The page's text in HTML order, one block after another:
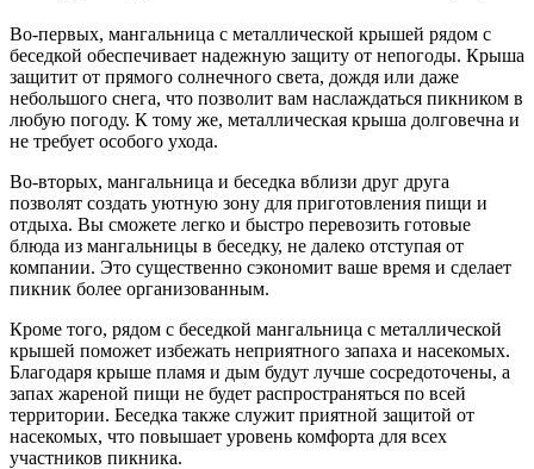
Во-первых, мангальница с металлической крышей рядом с
беседкой обеспечивает надежную защиту от непогоды. Крыша
защитит от прямого солнечного света, дождя или даже
небольшого снега, что позволит вам наслаждаться пикником в
любую погоду. К тому же, металлическая крыша долговечна и
не требует особого ухода.
Во-вторых, мангальница и беседка вблизи друг друга
позволят создать уютную зону для приготовления пищи и
отдыха. Вы сможете легко и быстро перевозить готовые
блюда из мангальницы в беседку, не далеко отступая от
компании. Это существенно сэкономит ваше время и сделает
пикник более организованным.
Кроме того, рядом с беседкой мангальница с металлической
крышей поможет избежать неприятного запаха и насекомых.
Благодаря крыше пламя и дым будут лучше сосредоточены, а
запах жареной пищи не будет распространяться по всей
территории. Беседка также служит приятной защитой от
насекомых, что повышает уровень комфорта для всех
участников пикника.